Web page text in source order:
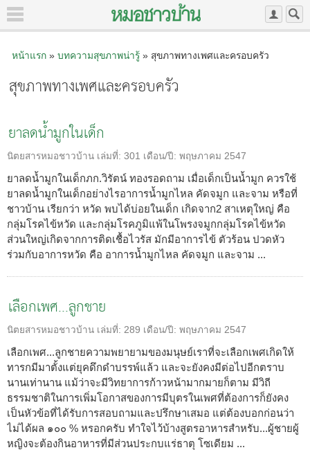
หน้าแรก» บทความสุขภาพน่ารู้» สุขภาพทางเพศและครอบครัว
สุขภาพทางเพศและครอบครัว
ยาลดน้ำมูกในเด็ก
นิตยสารหมอชาวบ้าน เล่มที่: 301 เดือน/ปี: พฤษภาคม 2547
ยาลดน้ำมูกในเด็กภก.วิรัตน์ ทองรอดถาม เมื่อเด็กเป็นน้ำมูก ควรใช้
ยาลดน้ำมูกในเด็กอย่างไรอาการน้ำมูกไหล คัดจมูก และจาม หรือที่
ชาวบ้าน เรียกว่า หวัด พบได้บ่อยในเด็ก เกิดจาก2 สาเหตุใหญ่ คือ
กลุ่มโรคไข้หวัด และกลุ่มโรคภูมิแพ้ในโพรงจมูกกลุ่มโรคไข้หวัด
ส่วนใหญ่เกิดจากการติดเชื้อไวรัส มักมีอาการไข้ ตัวร้อน ปวดหัว
ร่วมกับอาการหวัด คือ อาการน้ำมูกไหล คัดจมูก และจาม ...
เลือกเพศ...ลูกชาย
นิตยสารหมอชาวบ้าน เล่มที่: 289 เดือน/ปี: พฤษภาคม 2547
เลือกเพศ...ลูกชายความพยายามของมนุษย์เราที่จะเลือกเพศเกิดให้
ทารกมีมาตั้งแต่ยุคดึกดำบรรพ์แล้ว และจะยังคงมีต่อไปอีกตราบ
นานเท่านาน แม้ว่าจะมีวิทยาการก้าวหน้ามากมายก็ตาม มีวิถี
ธรรมชาติในการเพิ่มโอกาสของการมีบุตรในเพศที่ต้องการก็ยังคง
เป็นหัวข้อที่ได้รับการสอบถามและปรึกษาเสมอ แต่ต้องบอกก่อนว่า
ไม่ได้ผล ๑๐๐ % หรอกครับ ทำใจไว้บ้างสูตรอาหารสำหรับ...ผู้ชายผู้
หญิงจะต้องกินอาหารที่มีส่วนประกบแร่ธาตุ โซเดียม ...